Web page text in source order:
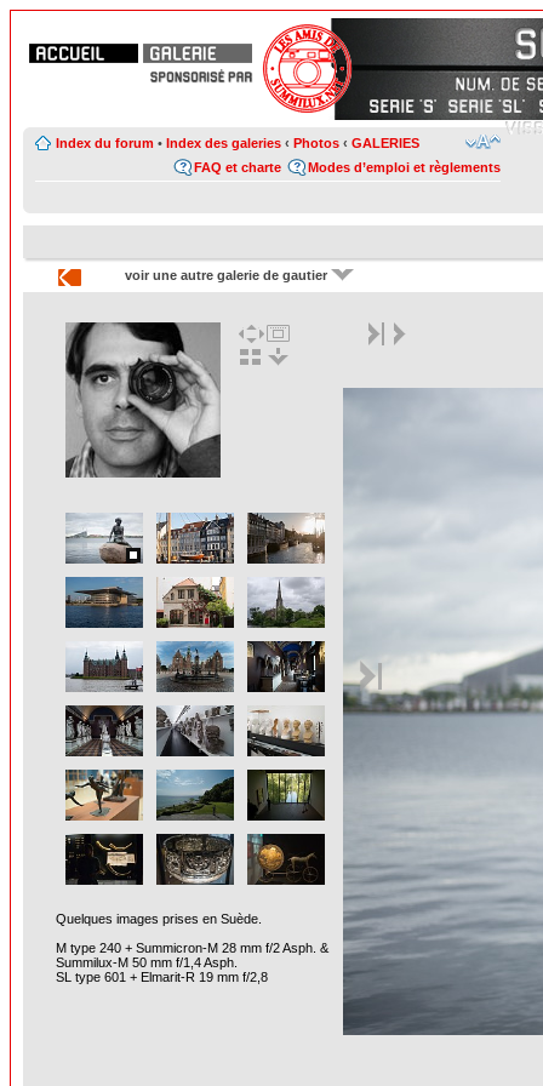
Index du forum • Index des galeries ‹ Photos ‹ GALERIES
Modes d’emploi et règlements
FAQ et charte
voir une autre galerie de gautier
Quelques images prises en Suède.
M type 240 + Summicron-M 28 mm f/2 Asph. &
Summilux-M 50 mm f/1,4 Asph.
SL type 601 + Elmarit-R 19 mm f/2,8